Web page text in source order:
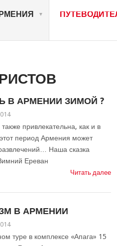
В АРМЕНИИ ЗИМОЙ ?
привлекательна, как и в
период Армения может
Наша сказка
Ереван
Читать далее
В АРМЕНИИ
туре в комплексе «Апага» 15